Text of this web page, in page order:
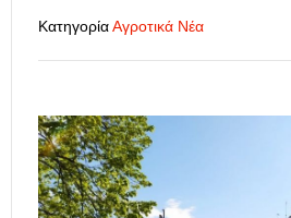
ΚατηγορίαΑγροτικά Νέα